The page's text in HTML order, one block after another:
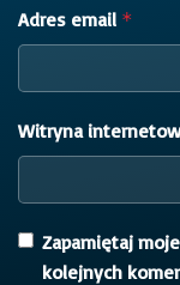
Adres email *
Witryna
Zapamiętaj
kolejnych